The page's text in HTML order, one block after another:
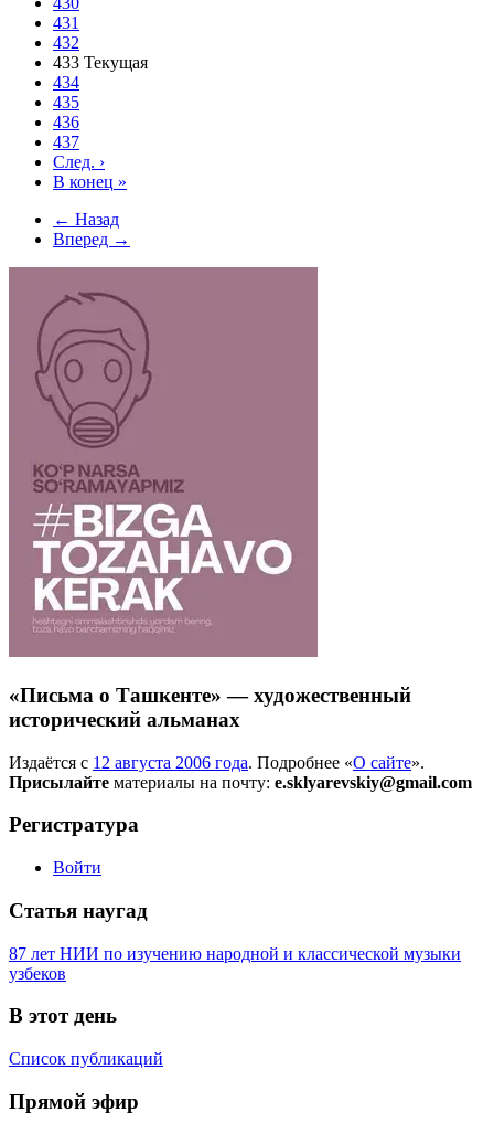
431
432
433 Текущая
434
435
436
437
След. ›
В конец »
← Назад
Вперед →
«Письма о Ташкенте» — художественный
исторический альманах
Издаётся с 12 августа 2006 года. Подробнее «О сайте».
Присылайте материалы на почту: e.sklyarevskiy@gmail.com
Регистратура
Войти
Статья наугад
87 лет НИИ по изучению народной и классической музыки
узбеков
В этот день
Список публикаций
Прямой эфир